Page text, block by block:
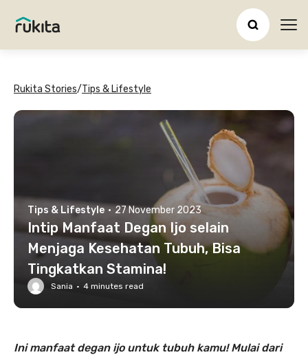
Rukita Stories/Tips & Lifestyle
Tips & Lifestyle · 27 November 2023
Intip Manfaat Degan Ijo selain
Menjaga Kesehatan Tubuh, Bisa
Tingkatkan Stamina!
Sania · 4 minutes read
Ini manfaat degan ijo untuk tubuh kamu! Mulai dari